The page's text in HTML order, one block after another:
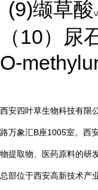
(9)缬草酸
（10）尿
O-
西安四叶草生物科技有限
路万象汇B座1005室。西
物提取物、医药原料的研
总部位于西安高新技术产